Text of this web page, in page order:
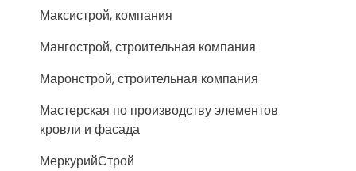
Максистрой, компания
Мангострой, строительная компания
Маронстрой, строительная компания
Мастерская по производству элементов
кровли и фасада
МеркурийСтрой